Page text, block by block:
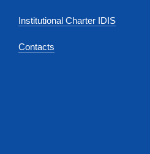
Institutional Charter IDIS
Contacts